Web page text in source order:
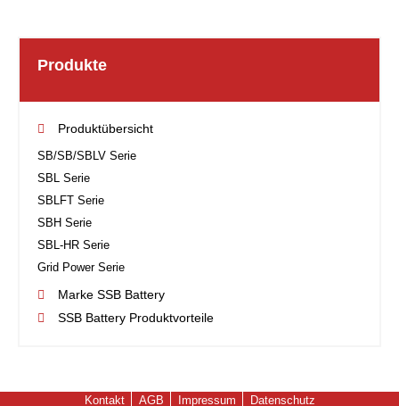
Produkte
Produktübersicht
SB/SB/SBLV Serie
SBL Serie
SBLFT Serie
SBH Serie
SBL-HR Serie
Grid Power Serie
Marke SSB Battery
SSB Battery Produktvorteile
Kontakt AGB Impressum Datenschutz